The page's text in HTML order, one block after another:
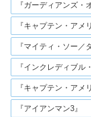
『ガーディアンズ・
『キャプテン・アメ
『マイティ・ソー／
『インクレディブル
『キャプテン・アメ
『アイアンマン3』